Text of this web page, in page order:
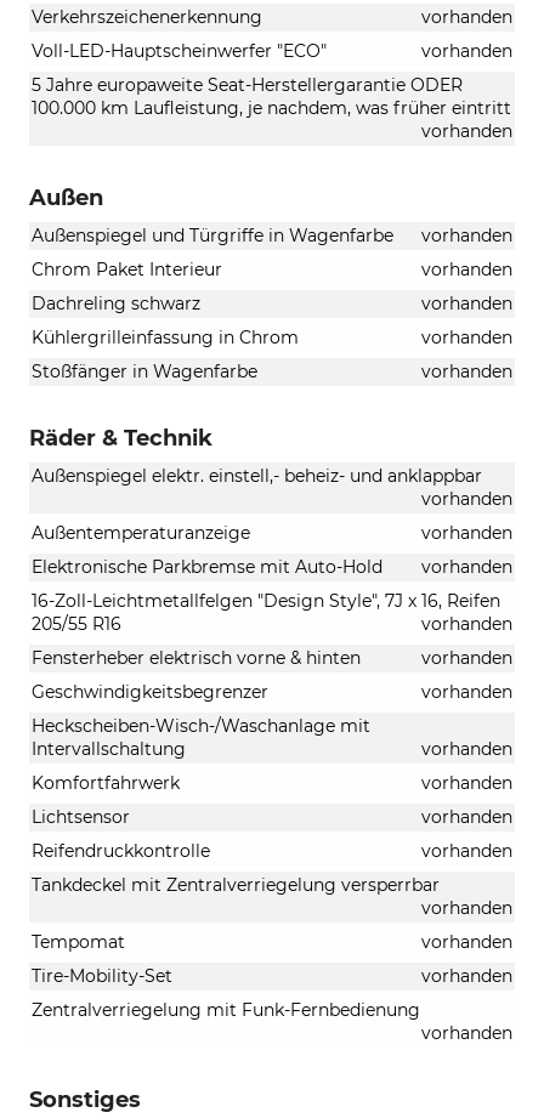
Verkehrszeichenerkennung
vorhanden
Voll-LED-Hauptscheinwerfer "ECO"
vorhanden
5 Jahre europaweite Seat-Herstellergarantie ODER
100.000 km Laufleistung, je nachdem, was früher eintritt
vorhanden
Außen
Außenspiegel und Türgriffe in Wagenfarbe
vorhanden
Chrom Paket Interieur
vorhanden
Dachreling schwarz
vorhanden
Kühlergrilleinfassung in Chrom
vorhanden
Stoßfänger in Wagenfarbe
vorhanden
Räder & Technik
Außenspiegel elektr. einstell,- beheiz- und anklappbar
vorhanden
Außentemperaturanzeige
vorhanden
Elektronische Parkbremse mit Auto-Hold
vorhanden
16-Zoll-Leichtmetallfelgen "Design Style", 7J x 16, Reifen
205/55 R16
vorhanden
Fensterheber elektrisch vorne & hinten
vorhanden
Geschwindigkeitsbegrenzer
vorhanden
Heckscheiben-Wisch-/Waschanlage mit
Intervallschaltung
vorhanden
Komfortfahrwerk
vorhanden
Lichtsensor
vorhanden
Reifendruckkontrolle
vorhanden
Tankdeckel mit Zentralverriegelung versperrbar
vorhanden
Tempomat
vorhanden
Tire-Mobility-Set
vorhanden
Zentralverriegelung mit Funk-Fernbedienung
vorhanden
Sonstiges